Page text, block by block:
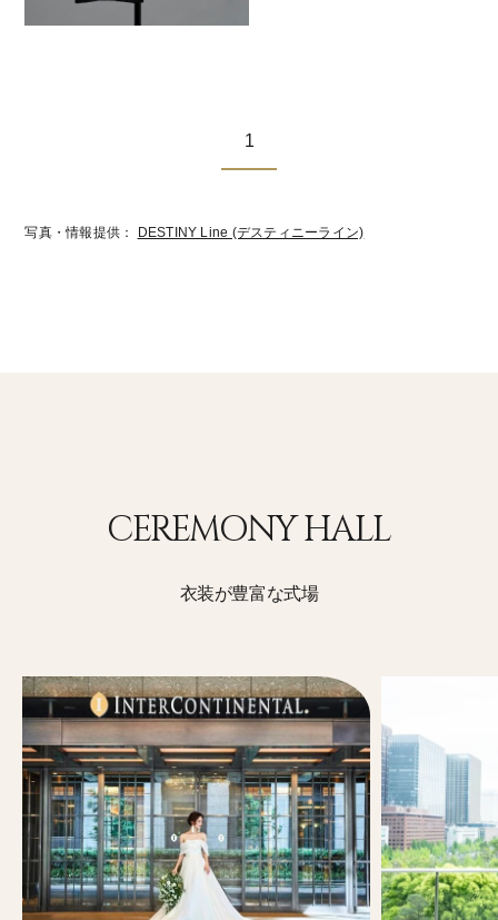
1
写真・情報提供： DESTINY Line (デスティニーライン)
CEREMONY HALL
衣装が豊富な式場